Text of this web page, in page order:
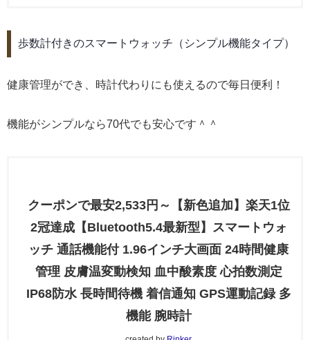
歩数計付きのスマートウォッチ（シンプル機能タイプ）
健康管理ができ、時計代わりにも使えるので毎日便利！
機能がシンプルなら70代でも安心です＾＾
クーポンで最安2,533円～【新色追加】楽天1位
2冠達成【Bluetooth5.4最新型】スマートウォ
ッチ 通話機能付 1.96インチ大画面 24時間健康
管理 皮膚温変動検知 血中酸素度 心拍数測定
IP68防水 長時間待機 着信通知 GPS運動記録 多
機能 腕時計